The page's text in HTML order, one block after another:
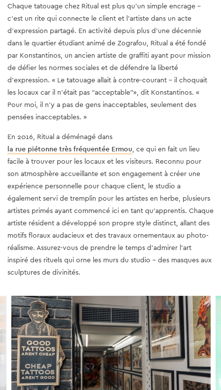
Chaque tatouage chez Ritual est plus qu'un simple encrage -
c'est un rite qui connecte le client et l'artiste dans un acte
d'expression partagé. En activité depuis plus d'une décennie
dans le quartier étudiant animé de Zografou, Ritual a été fondé
par Konstantinos, un ancien artiste de graffiti ayant pour mission
de défier les normes sociales et de défendre la liberté
d'expression. « Le tatouage allait à contre-courant - il choquait
les locaux car il n'était pas “acceptable"», dit Konstantinos. «
Pour moi, il n'y a pas de gens inacceptables, seulement des
pensées inacceptables. »
En 2016, Ritual a déménagé dans
la rue piétonne très fréquentée Ermou , ce qui en fait un lieu
facile à trouver pour les locaux et les visiteurs. Reconnu pour
son atmosphère accueillante et son engagement à créer une
expérience personnelle pour chaque client, le studio a
également servi de tremplin pour les artistes en herbe, plusieurs
artistes primés ayant commencé ici en tant qu'apprentis. Chaque
artiste résident a développé son propre style distinct, allant des
motifs floraux audacieux et des travaux ornementaux au photo-
réalisme. Assurez-vous de prendre le temps d'admirer l'art
inspiré des rituels qui orne les murs du studio - des masques aux
sculptures de divinités.